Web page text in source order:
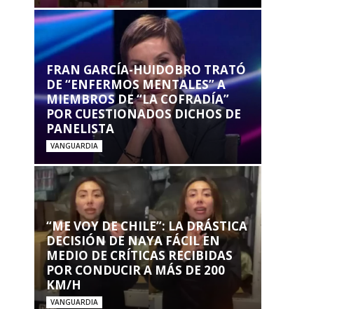
FRAN GARCÍA-HUIDOBRO TRATÓ
DE “ENFERMOS MENTALES” A
MIEMBROS DE “LA COFRADÍA”
POR CUESTIONADOS DICHOS DE
PANELISTA
VANGUARDIA
“ME VOY DE CHILE”: LA DRÁSTICA
DECISIÓN DE NAYA FÁCIL EN
MEDIO DE CRÍTICAS RECIBIDAS
POR CONDUCIR A MÁS DE 200
KM/H
VANGUARDIA